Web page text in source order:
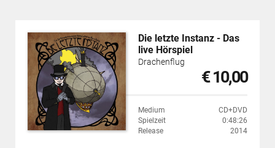
Die letzte Instanz - Das
live Hörspiel
Drachenflug
€ 10,00
Medium
CD+DVD
Spielzeit
0:48:26
Release
2014